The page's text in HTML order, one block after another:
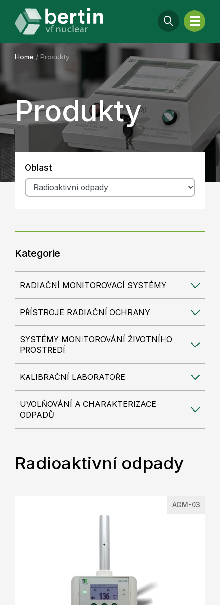
Home / Produkty
Produkty
Oblast
Kategorie
RADIAČNÍ MONITOROVACÍ SYSTÉMY
PŘÍSTROJE RADIAČNÍ OCHRANY
SYSTÉMY MONITOROVÁNÍ ŽIVOTNÍHO
PROSTŘEDÍ
KALIBRAČNÍ LABORATOŘE
UVOLŇOVÁNÍ A CHARAKTERIZACE
ODPADŮ
Radioaktivní odpady
AGM-03